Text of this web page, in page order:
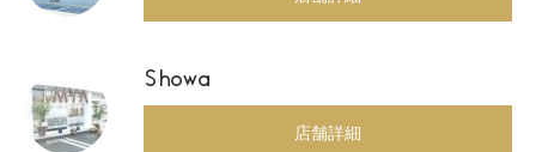
Showa
店舗詳細